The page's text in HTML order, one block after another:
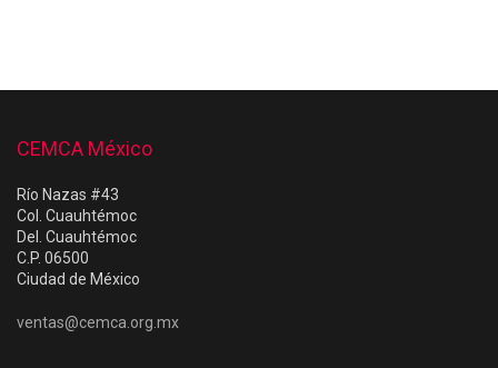
CEMCA México
Río Nazas #43
Col. Cuauhtémoc
Del. Cuauhtémoc
C.P. 06500
Ciudad de México
ventas@cemca.org.mx